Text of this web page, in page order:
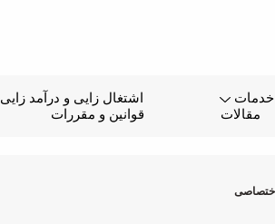
خدمات اشتغال زایی و درآمد زایی
مقالات
قوانین و مقررات